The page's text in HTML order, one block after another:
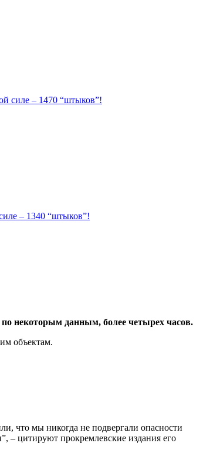
силе – 1470 “штыков”!
– 1340 “штыков”!
некоторым данным, более четырех часов.
объектам.
что мы никогда не подвергали опасности
– цитируют прокремлевские издания его